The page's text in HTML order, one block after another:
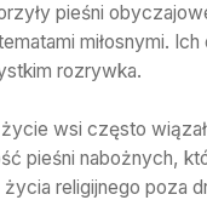
pieśni
miłosnymi. Ich
rozrywka.
wsi często
pieśni nabożnych,
życia religijnego poza